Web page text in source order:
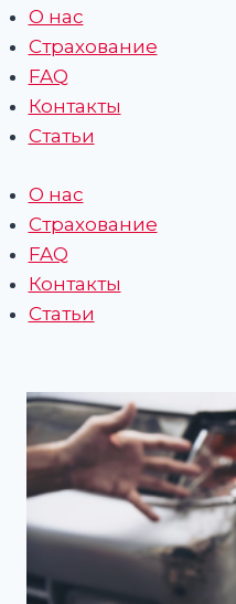
О нас
Страхование
FAQ
Контакты
Статьи
О нас
Страхование
FAQ
Контакты
Статьи